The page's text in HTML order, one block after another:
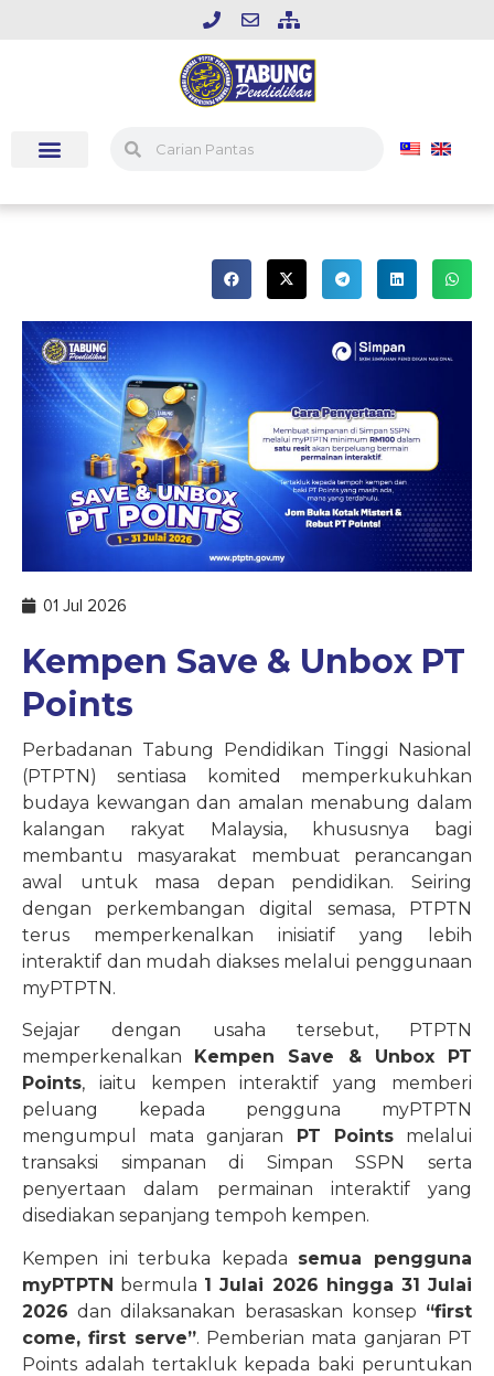
01 Jul 2026
Kempen Save & Unbox PT
Points
Perbadanan Tabung Pendidikan Tinggi Nasional
(PTPTN) sentiasa komited memperkukuhkan
budaya kewangan dan amalan menabung dalam
kalangan rakyat Malaysia, khususnya bagi
membantu masyarakat membuat perancangan
awal untuk masa depan pendidikan. Seiring
dengan perkembangan digital semasa, PTPTN
terus memperkenalkan inisiatif yang lebih
interaktif dan mudah diakses melalui penggunaan
myPTPTN.
Sejajar dengan usaha tersebut, PTPTN
memperkenalkan
Kempen Save & Unbox PT
Points, iaitu kempen interaktif yang memberi
peluang kepada pengguna myPTPTN
mengumpul mata ganjaran
PT Pointsmelalui
transaksi simpanan di Simpan SSPN serta
penyertaan dalam permainan interaktif yang
disediakan sepanjang tempoh kempen.
Kempen ini terbuka kepada semua pengguna
myPTPTN bermula 1 Julai 2026 hingga 31 Julai
2026 dan dilaksanakan berasaskan konsep “first
come, first serve”. Pemberian mata ganjaran PT
Points adalah tertakluk kepada baki peruntukan